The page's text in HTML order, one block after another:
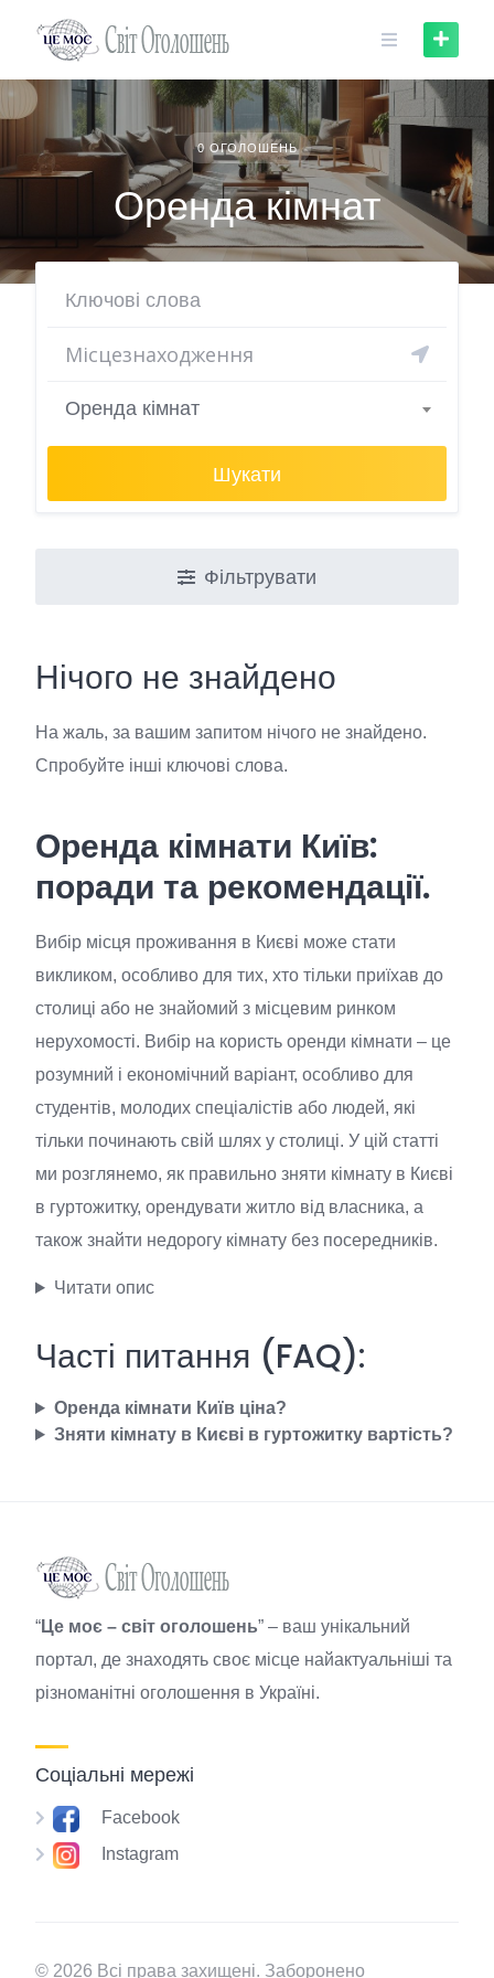
0 ОГОЛОШЕНЬ
Оренда кімнат
Оренда кімнат
Шукати
Фільтрувати
Нічого не знайдено
На жаль, за вашим запитом нічого не знайдено.
Спробуйте інші ключові слова.
Оренда кімнати Київ:
поради та рекомендації.
Вибір місця проживання в Києві може стати
викликом, особливо для тих, хто тільки приїхав до
столиці або не знайомий з місцевим ринком
нерухомості. Вибір на користь оренди кімнати – це
розумний і економічний варіант, особливо для
студентів, молодих спеціалістів або людей, які
тільки починають свій шлях у столиці. У цій статті
ми розглянемо, як правильно зняти кімнату в Києві
в гуртожитку, орендувати житло від власника, а
також знайти недорогу кімнату без посередників.
Читати опис
Часті питання (FAQ):
Оренда кімнати Київ ціна?
Зняти кімнату в Києві в гуртожитку вартість?
“Це моє – світ оголошень” – ваш унікальний
портал, де знаходять своє місце найактуальніші та
різноманітні оголошення в Україні.
Соціальні мережі
Facebook
Instagram
© 2026 Всі права захищені. Заборонено